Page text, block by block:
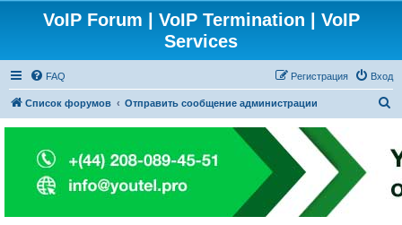
VoIP Forum | VoIP Termination | VoIP
Services
FAQ Вход
Регистрация
Список форумов Отправить сообщение администрации
с
к